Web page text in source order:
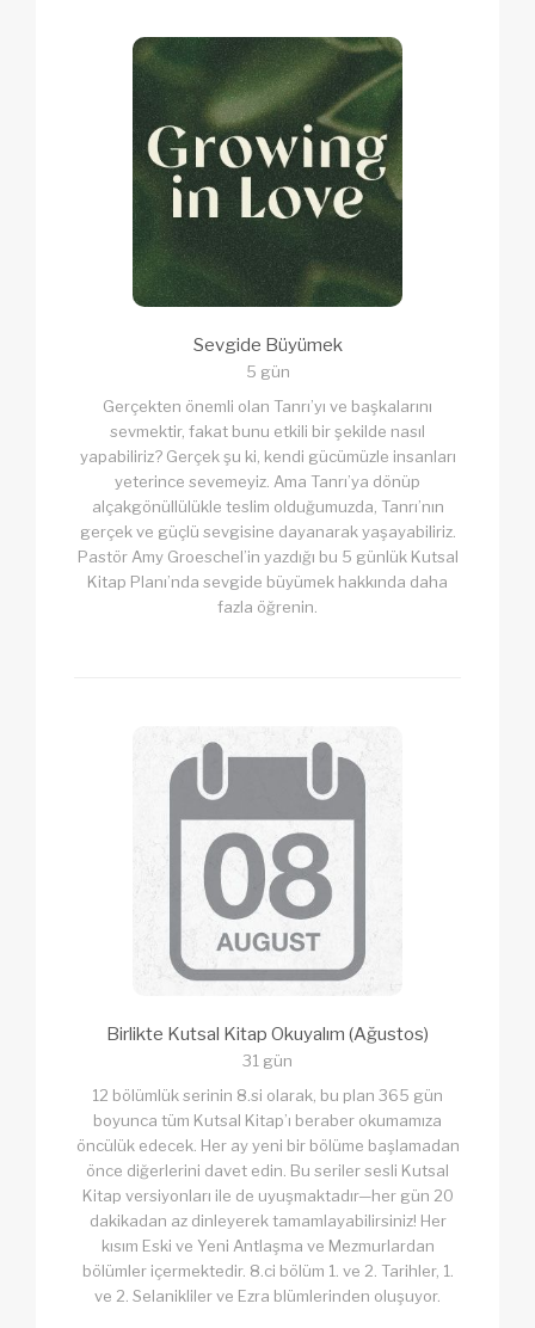
Sevgide Büyümek
5 gün
Gerçekten önemli olan Tanrı’yı ve başkalarını
sevmektir, fakat bunu etkili bir şekilde nasıl
yapabiliriz? Gerçek şu ki, kendi gücümüzle insanları
yeterince sevemeyiz. Ama Tanrı’ya dönüp
alçakgönüllülükle teslim olduğumuzda, Tanrı’nın
gerçek ve güçlü sevgisine dayanarak yaşayabiliriz.
Pastör Amy Groeschel’in yazdığı bu 5 günlük Kutsal
Kitap Planı’nda sevgide büyümek hakkında daha
fazla öğrenin.
Birlikte Kutsal Kitap Okuyalım (Ağustos)
31 gün
12 bölümlük serinin 8.si olarak, bu plan 365 gün
boyunca tüm Kutsal Kitap’ı beraber okumamıza
öncülük edecek. Her ay yeni bir bölüme başlamadan
önce diğerlerini davet edin. Bu seriler sesli Kutsal
Kitap versiyonları ile de uyuşmaktadır—her gün 20
dakikadan az dinleyerek tamamlayabilirsiniz! Her
kısım Eski ve Yeni Antlaşma ve Mezmurlardan
bölümler içermektedir. 8.ci bölüm 1. ve 2. Tarihler, 1.
ve 2. Selanikliler ve Ezra blümlerinden oluşuyor.